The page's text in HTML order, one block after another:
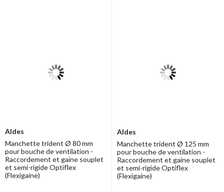
Aldes
Manchette trident Ø 80 mm
pour bouche de ventilation -
Raccordement et gaine souplet
et semi-rigide Optiflex
(Flexigaine)
Aldes
Manchette trident Ø 125 mm
pour bouche de ventilation -
Raccordement et gaine souplet
et semi-rigide Optiflex
(Flexigaine)